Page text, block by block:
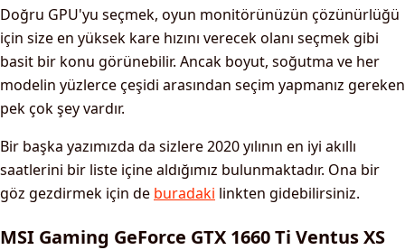
Doğru GPU'yu seçmek, oyun monitörünüzün çözünürlüğü
için size en yüksek kare hızını verecek olanı seçmek gibi
basit bir konu görünebilir. Ancak boyut, soğutma ve her
modelin yüzlerce çeşidi arasından seçim yapmanız gereken
pek çok şey vardır.
Bir başka yazımızda da sizlere 2020 yılının en iyi akıllı
saatlerini bir liste içine aldığımız bulunmaktadır. Ona bir
göz gezdirmek için de buradaki linkten gidebilirsiniz.
MSI Gaming GeForce GTX 1660 Ti Ventus XS